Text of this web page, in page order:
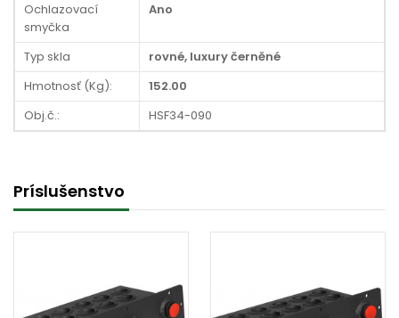
Ochlazovací
smyčka
Ano
Typ skla
rovné, luxury černěné
Hmotnosť (Kg):
152.00
Obj.č.:
HSF34-090
Príslušenstvo